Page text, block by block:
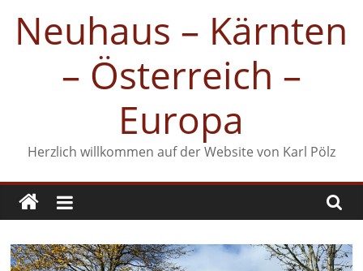
Inhalt
springen
Neuhaus – Kärnten
– Österreich –
Europa
Herzlich willkommen auf der Website von Karl Pölz